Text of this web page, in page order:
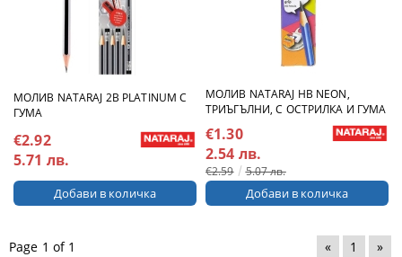
МОЛИВ NATARAJ 2B PLATINUM С
ГУМА
€2.92
5.71 лв.
МОЛИВ NATARAJ HB NEON,
ТРИЪГЪЛНИ, С ОСТРИЛКА И ГУМА
€1.30
2.54 лв.
€2.59 5.07 лв.
Page 1 of 1 « 1 »